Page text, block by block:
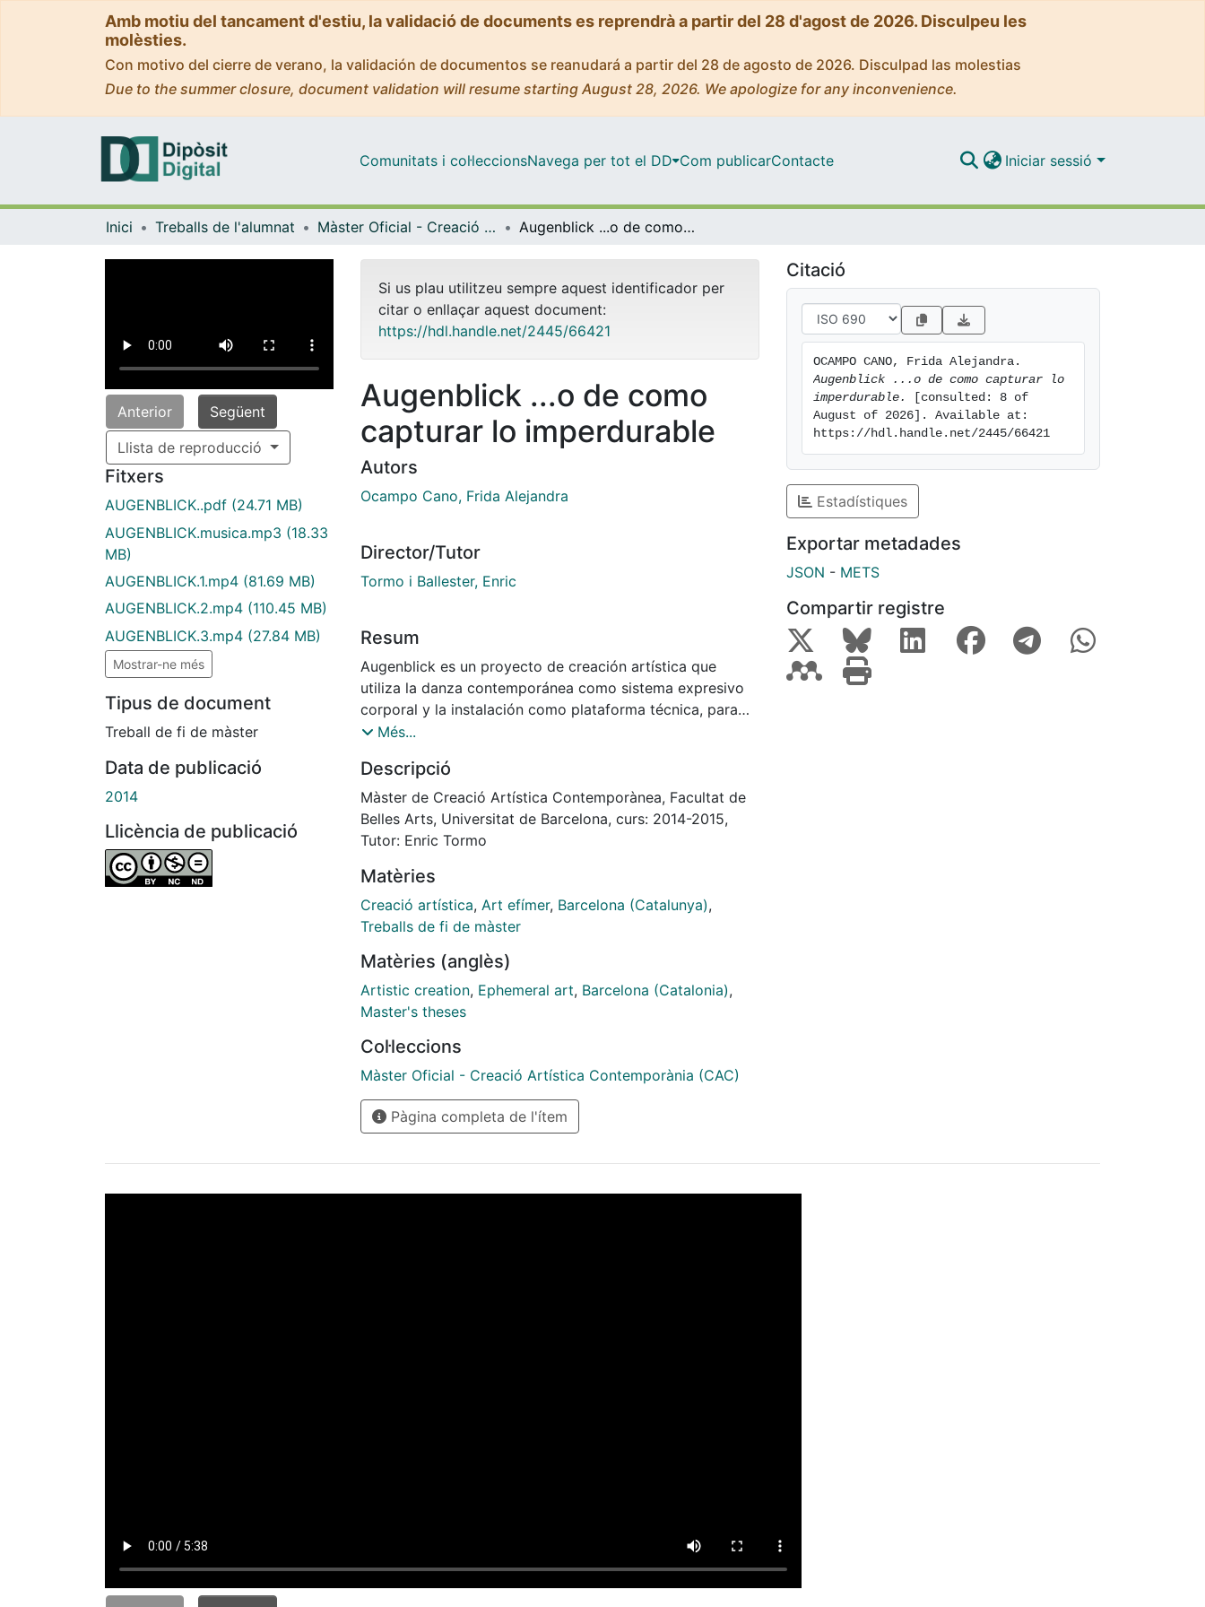
Amb motiu del tancament d'estiu, la validació de documents es reprendrà a partir del 28 d'agost de 2026. Disculpeu les
molèsties.
Con motivo del cierre de verano, la validación de documentos se reanudará a partir del 28 de agosto de 2026. Disculpad las molestias
Due to the summer closure, document validation will resume starting August 28, 2026. We apologize for any inconvenience.
Comunitats i col·leccionsNavega per tot el DD Com publicarContacte Iniciar sessió
Inici Treballs de l'alumnat Màster Oficial - Creació Artística Contemporània (CAC) Augenblick ...o de como capturar lo imperdurable
Anterior
Següent
Llista de reproducció
Fitxers
AUGENBLICK..pdf (24.71 MB)
AUGENBLICK.musica.mp3 (18.33
MB)
AUGENBLICK.1.mp4 (81.69 MB)
AUGENBLICK.2.mp4 (110.45 MB)
AUGENBLICK.3.mp4 (27.84 MB)
Mostrar-ne més
Tipus de document
Treball de fi de màster
Data de publicació
2014
Llicència de publicació
Si us plau utilitzeu sempre aquest identificador per
citar o enllaçar aquest document:
https://hdl.handle.net/2445/66421
Augenblick ...o de como
capturar lo imperdurable
Autors
Ocampo Cano, Frida Alejandra
Director/Tutor
Tormo i Ballester, Enric
Resum
Augenblick es un proyecto de creación artística que
utiliza la danza contemporánea como sistema expresivo
corporal y la instalación como plataforma técnica, para
generar mensajes visuales y sensoriales sobre la noción y
exploración en el campo de la creación y la creatividad,
que parte de lo individual para trascender hacia los
lugares comunes y las formas colectivas de reflexión. La
propuesta consiste en realizar una vídeo-instalación
simultánea, una coreografía de danza contemporánea
dividida en ocho escenas o cuadros distintos, filmados en
ocho puntos de la ciudad de Barcelona.
Més...
Descripció
Màster de Creació Artística Contemporànea, Facultat de
Belles Arts, Universitat de Barcelona, curs: 2014-2015,
Tutor: Enric Tormo
Matèries
Creació artística, Art efímer, Barcelona (Catalunya),
Treballs de fi de màster
Matèries (anglès)
Artistic creation, Ephemeral art, Barcelona (Catalonia),
Master's theses
Col·leccions
Màster Oficial - Creació Artística Contemporània (CAC)
Pàgina completa de l'ítem
Citació
Augenblick ...o de como capturar lo
imperdurable.
[consulted: 8 of
August of 2026]. Available at:
https://hdl.handle.net/2445/66421
Estadístiques
Exportar metadades
JSON - METS
Compartir registre